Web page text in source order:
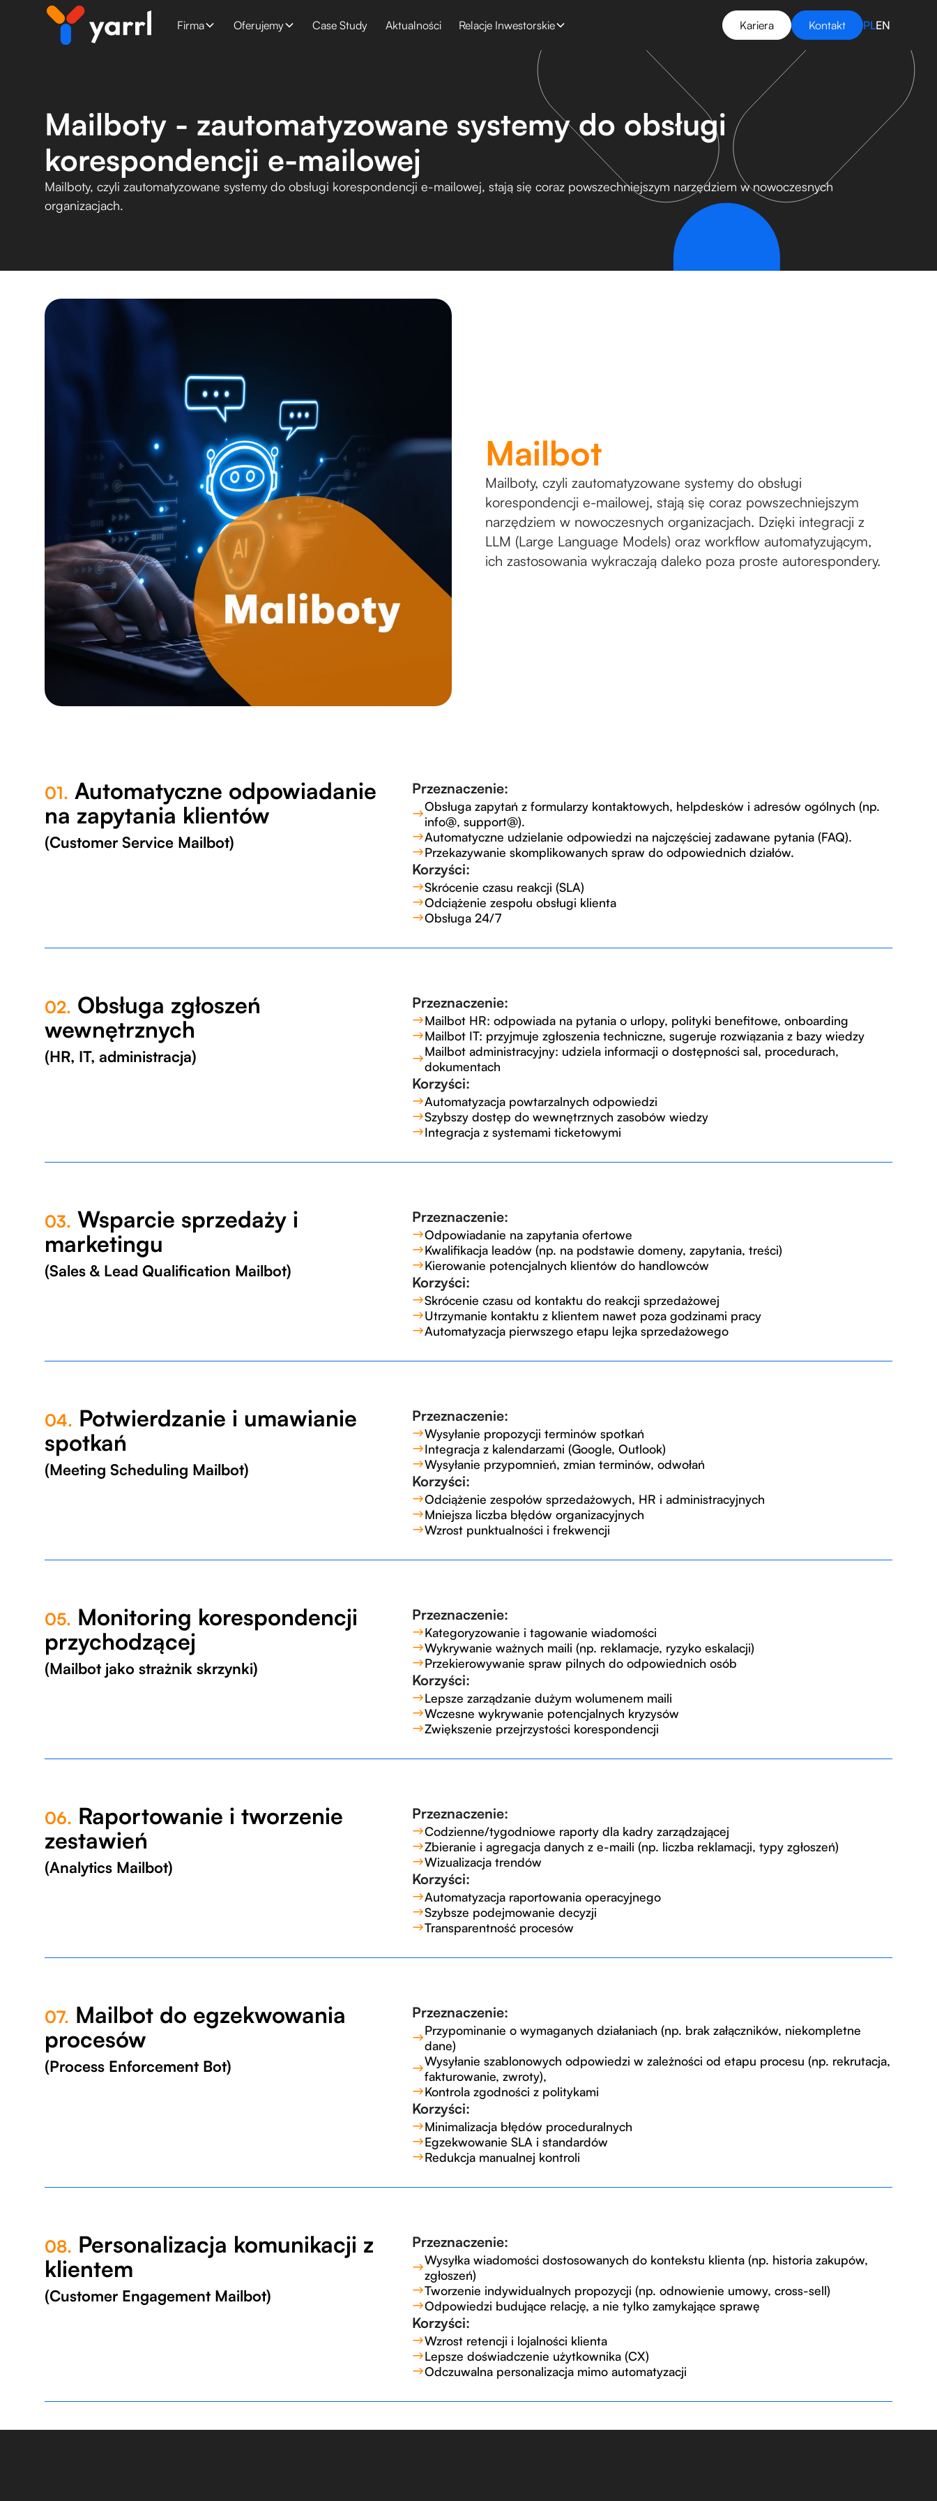
Firma Oferujemy Case Study Aktualności Relacje Inwestorskie Kariera Kontakt PLEN
Mailboty - zautomatyzowane systemy do obsługi
korespondencji e-mailowej
Mailboty, czyli zautomatyzowane systemy do obsługi korespondencji e-mailowej, stają się coraz powszechniejszym narzędziem w nowoczesnych
organizacjach.
Mailbot
Mailboty, czyli zautomatyzowane systemy do obsługi
korespondencji e-mailowej, stają się coraz powszechniejszym
narzędziem w nowoczesnych organizacjach. Dzięki integracji z
LLM (Large Language Models) oraz workflow automatyzującym,
ich zastosowania wykraczają daleko poza proste autorespondery.
01. Automatyczne odpowiadanie
na zapytania klientów
(Customer Service Mailbot)
Przeznaczenie:
Obsługa zapytań z formularzy kontaktowych, helpdesków i adresów ogólnych (np.
info@, support@).
Automatyczne udzielanie odpowiedzi na najczęściej zadawane pytania (FAQ).
Przekazywanie skomplikowanych spraw do odpowiednich działów.
Korzyści:
Skrócenie czasu reakcji (SLA)
Odciążenie zespołu obsługi klienta
Obsługa 24/7
02. Obsługa zgłoszeń
wewnętrznych
(HR, IT, administracja)
Przeznaczenie:
Mailbot HR: odpowiada na pytania o urlopy, polityki benefitowe, onboarding
Mailbot IT: przyjmuje zgłoszenia techniczne, sugeruje rozwiązania z bazy wiedzy
Mailbot administracyjny: udziela informacji o dostępności sal, procedurach,
dokumentach
Korzyści:
Automatyzacja powtarzalnych odpowiedzi
Szybszy dostęp do wewnętrznych zasobów wiedzy
Integracja z systemami ticketowymi
03. Wsparcie sprzedaży i
marketingu
(Sales & Lead Qualification Mailbot)
Przeznaczenie:
Odpowiadanie na zapytania ofertowe
Kwalifikacja leadów (np. na podstawie domeny, zapytania, treści)
Kierowanie potencjalnych klientów do handlowców
Korzyści:
Skrócenie czasu od kontaktu do reakcji sprzedażowej
Utrzymanie kontaktu z klientem nawet poza godzinami pracy
Automatyzacja pierwszego etapu lejka sprzedażowego
04. Potwierdzanie i umawianie
spotkań
(Meeting Scheduling Mailbot)
Przeznaczenie:
Wysyłanie propozycji terminów spotkań
Integracja z kalendarzami (Google, Outlook)
Wysyłanie przypomnień, zmian terminów, odwołań
Korzyści:
Odciążenie zespołów sprzedażowych, HR i administracyjnych
Mniejsza liczba błędów organizacyjnych
Wzrost punktualności i frekwencji
05. Monitoring korespondencji
przychodzącej
(Mailbot jako strażnik skrzynki)
Przeznaczenie:
Kategoryzowanie i tagowanie wiadomości
Wykrywanie ważnych maili (np. reklamacje, ryzyko eskalacji)
Przekierowywanie spraw pilnych do odpowiednich osób
Korzyści:
Lepsze zarządzanie dużym wolumenem maili
Wczesne wykrywanie potencjalnych kryzysów
Zwiększenie przejrzystości korespondencji
06. Raportowanie i tworzenie
zestawień
(Analytics Mailbot)
Przeznaczenie:
Codzienne/tygodniowe raporty dla kadry zarządzającej
Zbieranie i agregacja danych z e-maili (np. liczba reklamacji, typy zgłoszeń)
Wizualizacja trendów
Korzyści:
Automatyzacja raportowania operacyjnego
Szybsze podejmowanie decyzji
Transparentność procesów
07. Mailbot do egzekwowania
procesów
(Process Enforcement Bot)
Przeznaczenie:
Przypominanie o wymaganych działaniach (np. brak załączników, niekompletne
dane)
Wysyłanie szablonowych odpowiedzi w zależności od etapu procesu (np. rekrutacja,
fakturowanie, zwroty),
Kontrola zgodności z politykami
Korzyści:
Minimalizacja błędów proceduralnych
Egzekwowanie SLA i standardów
Redukcja manualnej kontroli
08. Personalizacja komunikacji z
klientem
(Customer Engagement Mailbot)
Przeznaczenie:
Wysyłka wiadomości dostosowanych do kontekstu klienta (np. historia zakupów,
zgłoszeń)
Tworzenie indywidualnych propozycji (np. odnowienie umowy, cross-sell)
Odpowiedzi budujące relację, a nie tylko zamykające sprawę
Korzyści:
Wzrost retencji i lojalności klienta
Lepsze doświadczenie użytkownika (CX)
Odczuwalna personalizacja mimo automatyzacji